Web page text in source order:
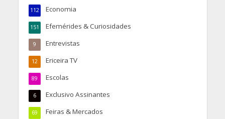
Economia
112
Efemérides & Curiosidades
151
Entrevistas
9
Ericeira TV
12
Escolas
89
Exclusivo Assinantes
6
Feiras & Mercados
69